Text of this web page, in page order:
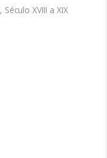
, Século XVIII a XIX